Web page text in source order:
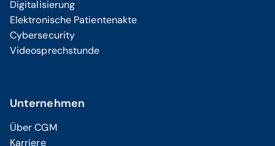
Digitalisierung
Elektronische Patientenakte
Cybersecurity
Videosprechstunde
Unternehmen
Über CGM
Karriere